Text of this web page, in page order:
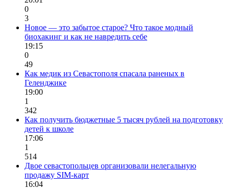
0
3
Новое — это забытое старое? Что такое модный
биохакинг и как не навредить себе
19:15
0
49
Как медик из Севастополя спасала раненых в
Геленджике
19:00
1
342
Как получить бюджетные 5 тысяч рублей на подготовку
детей к школе
17:06
1
514
Двое севастопольцев организовали нелегальную
продажу SIM-карт
16:04